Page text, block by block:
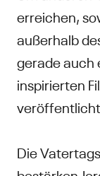
erreichen,
außerhalb
gerade auch
inspirierten
Die